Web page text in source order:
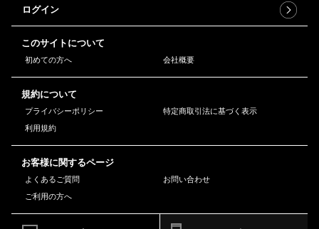
ログイン
このサイトについて
初めての方へ 会社概要
規約について
プライバシーポリシー
特定商取引法に基づく表示
利用規約
お客様に関するページ
よくあるご質問
お問い合わせ
ご利用の方へ